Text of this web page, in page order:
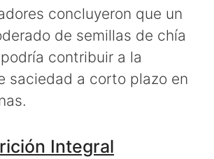
concluyeron que un
de semillas de chía
contribuir a la
saciedad a corto plazo en
Integral